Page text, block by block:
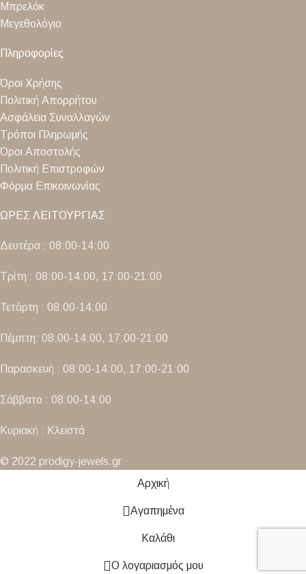
Μπρελόκ
Μεγεθολόγιο
Πληροφορίες
Όροι Χρήσης
Πολιτική Απορρήτου
Ασφάλεια Συναλλαγών
Τρόποι Πληρωμής
Όροι Αποστολής
Πολιτική Επιστροφών
Φόρμα Επικοινωνίας
ΩΡΕΣ ΛΕΙΤΟΥΡΓΙΑΣ
Δευτέρα : 08:00-14:00
Τρίτη : 08:00-14:00, 17:00-21:00
Τετάρτη : 08:00-14:00
Πέμπτη: 08:00-14:00, 17:00-21:00
Παρασκευή : 08:00-14:00, 17:00-21:00
Σάββατο : 08:00-14:00
Κυριακή : Κλειστά
© 2022 prodigy-jewels.gr
Αρχική
Αγαπημένα
Καλάθι
Ο λογαριασμός μου